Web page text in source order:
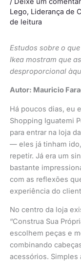
Lego, Liderança de
de leitura
Estudos sobre o
Ikea mostram que
desproporcional
Autor: Mauricio
Há poucos dias, eu
Shopping Iguatemi
para entrar na loja
— eles já tinham
repetir. Já era um
bastante
com as reflexões
experiência do
No centro da loja
“Construa Sua
escolhem peças e
combinando
acessórios. Simples